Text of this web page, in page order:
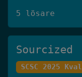
5 lösare
Sourcized
SCSC 2025 Kval